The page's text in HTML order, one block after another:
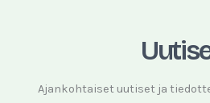
Ajankohtaiset uutiset ja